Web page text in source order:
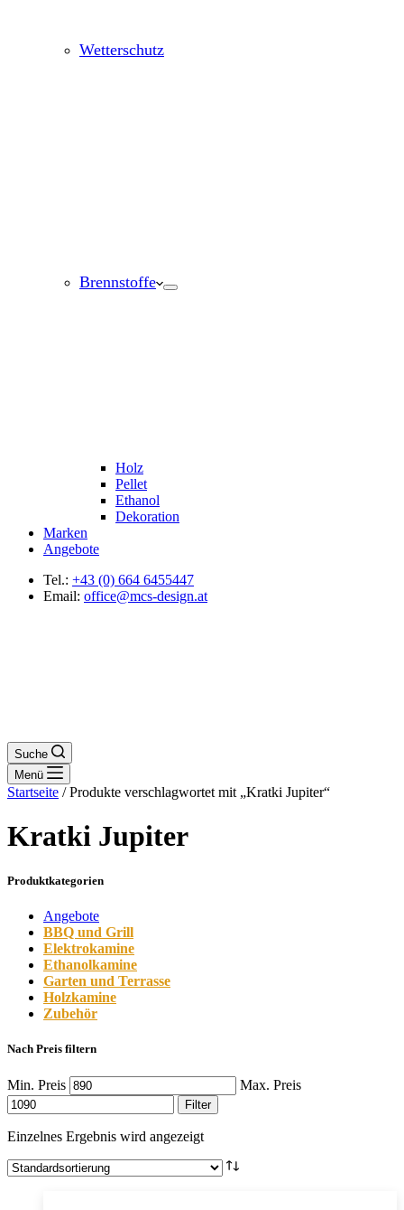
Wetterschutz
Brennstoffe
Holz
Pellet
Ethanol
Dekoration
Marken
Angebote
Tel.: +43 (0) 664 6455447
Email: office@mcs-design.at
Suche
Menü
Startseite / Produkte verschlagwortet mit „Kratki Jupiter“
Kratki Jupiter
Produktkategorien
Angebote
BBQ und Grill
Elektrokamine
Ethanolkamine
Garten und Terrasse
Holzkamine
Zubehör
Nach Preis filtern
Min. Preis Max. Preis
Filter
Einzelnes Ergebnis wird angezeigt